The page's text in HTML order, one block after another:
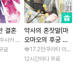
결혼
사카 리토 / 아기토기 아쿠미
료
약사의 혼잣말(마
오마오의 후궁 수
수께끼 풀이수첩)
17.2만쿠라타 미노
12시간마다 무료